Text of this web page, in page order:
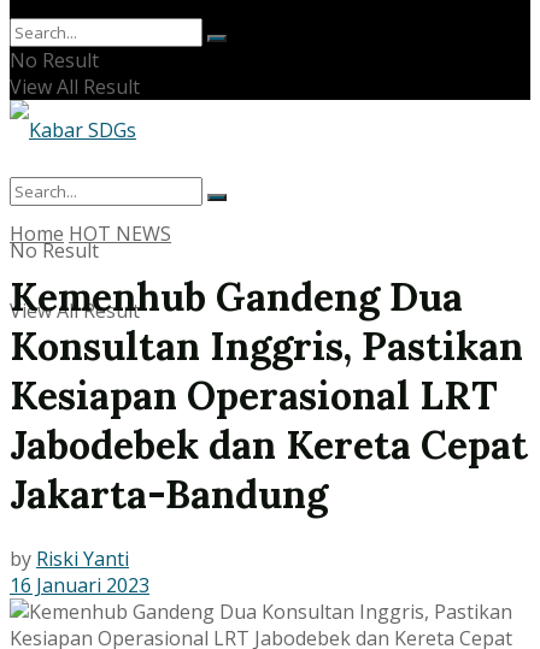
No Result
View All Result
No Result
View All Result
Home HOT NEWS
Kemenhub Gandeng Dua
Konsultan Inggris, Pastikan
Kesiapan Operasional LRT
Jabodebek dan Kereta Cepat
Jakarta-Bandung
by Riski Yanti
16 Januari 2023